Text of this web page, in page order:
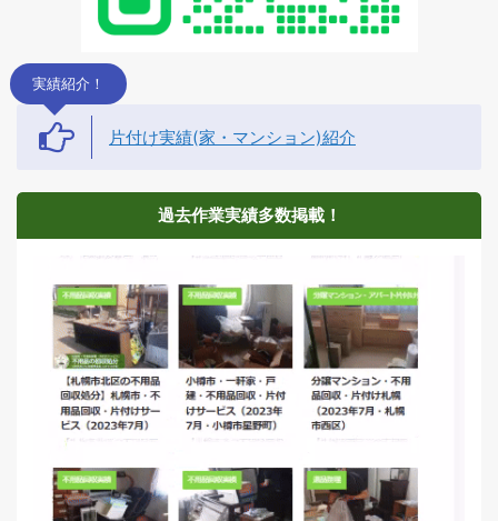
実績紹介！
片付け実績(家・マンション)紹介
過去作業実績多数掲載！